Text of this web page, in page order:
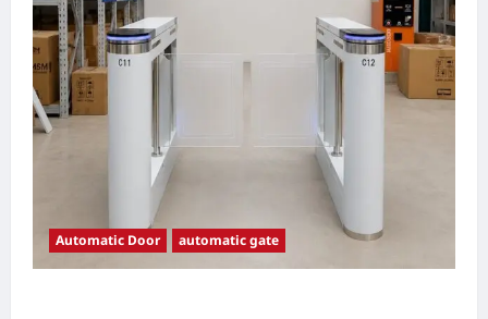
Automatic Door automatic gate